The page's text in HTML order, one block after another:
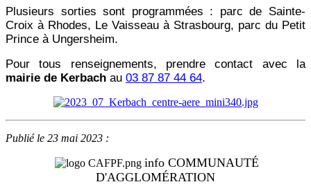
Plusieurs sorties sont programmées : parc de Sainte-
Croix à Rhodes, Le Vaisseau à Strasbourg, parc du Petit
Prince à Ungersheim.
Pour tous renseignements, prendre contact avec la
mairie de Kerbach au 03 87 87 44 64.
Publié le 23 mai 2023 :
info COMMUNAUTÉ
D'AGGLOMÉRATION